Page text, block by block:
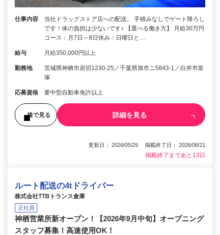
仕事内容
当社ドラッグストア店への配送。 手積みなしでゲート降ろし
です！体の負担は少ないです♪ 【選べる働き方】 月給30万円
コース：月7日～8日休み：日曜日と…
給与 月給350,000円以上
勤務地
茨城県神栖市居切1230‐25／千葉県旭市ニ5843‐1／白井市富
塚
応募資格 要中型自動車免許以上
後で見る 詳細を見る
更新日： 2026/05/29 掲載終了日： 2026/08/21
掲載終了まであと13日
ルート配送の4tドライバー
株式会社TTBトランス倉庫
正社員
神栖営業所新オープン！【2026年9月中旬】オープニング
スタッフ募集！高速使用OK！